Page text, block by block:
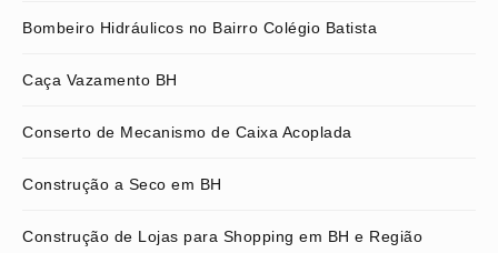
Bombeiro Hidráulicos no Bairro Colégio Batista
Caça Vazamento BH
Conserto de Mecanismo de Caixa Acoplada
Construção a Seco em BH
Construção de Lojas para Shopping em BH e Região